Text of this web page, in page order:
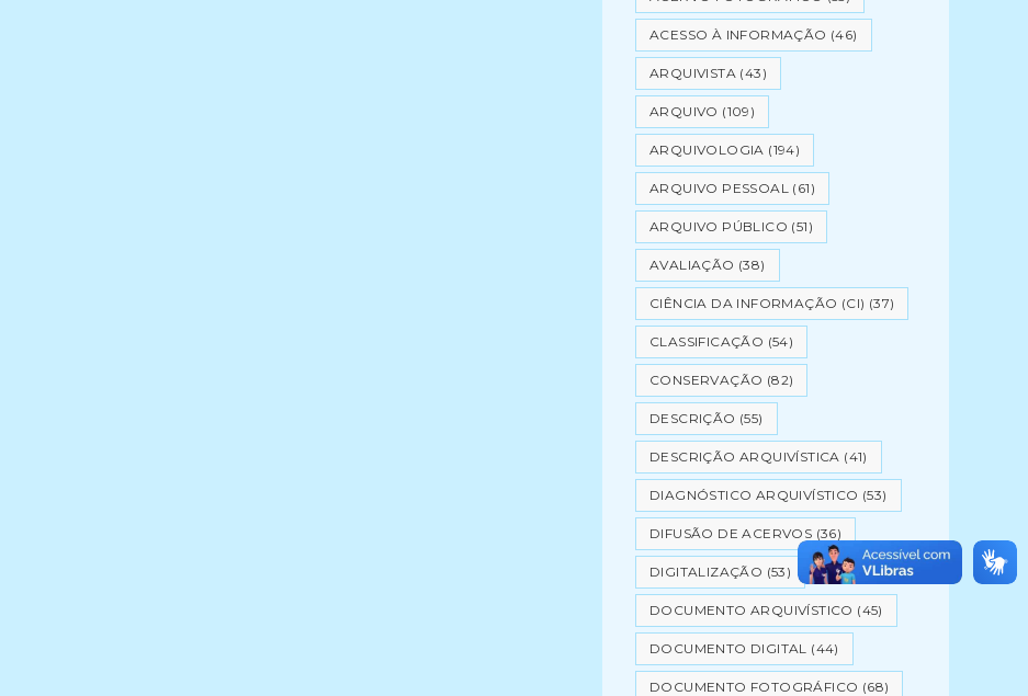
ACESSO À INFORMAÇÃO (46)
ARQUIVISTA (43)
ARQUIVO (109)
ARQUIVOLOGIA (194)
ARQUIVO PESSOAL (61)
ARQUIVO PÚBLICO (51)
AVALIAÇÃO (38)
CIÊNCIA DA INFORMAÇÃO (CI) (37)
CLASSIFICAÇÃO (54)
CONSERVAÇÃO (82)
DESCRIÇÃO (55)
DESCRIÇÃO ARQUIVÍSTICA (41)
DIAGNÓSTICO ARQUIVÍSTICO (53)
DIFUSÃO DE ACERVOS (36)
DIGITALIZAÇÃO (53)
DOCUMENTO ARQUIVÍSTICO (45)
DOCUMENTO DIGITAL (44)
DOCUMENTO FOTOGRÁFICO (68)